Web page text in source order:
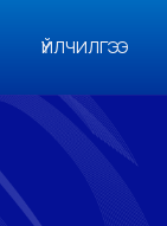
ҮЙЛЧИЛГЭЭ